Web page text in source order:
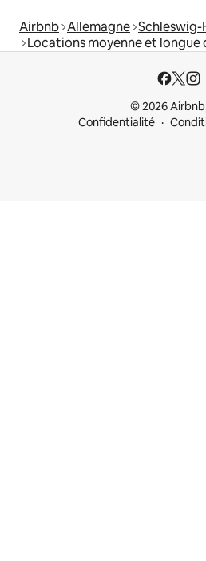
Airbnb Allemagne
Locations moyenne et longue
© 2026
Confidentialité